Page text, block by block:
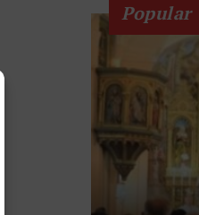
Popular